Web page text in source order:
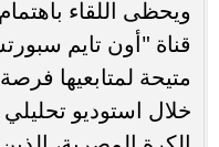
ويحظى اللقاء
قناة "أون تايم
متيحة لمتابعيها
خلال استوديو